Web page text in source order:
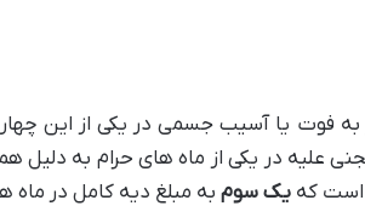
فوت یا آسیب جسمی در یکی از این چهار
علیه در یکی از ماه های حرام به
است کهیک سوم به مبلغ دیه کامل در ماه